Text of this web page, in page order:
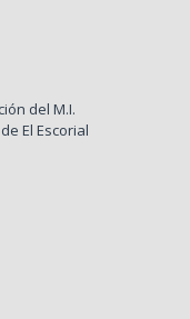
del M.I.
El Escorial